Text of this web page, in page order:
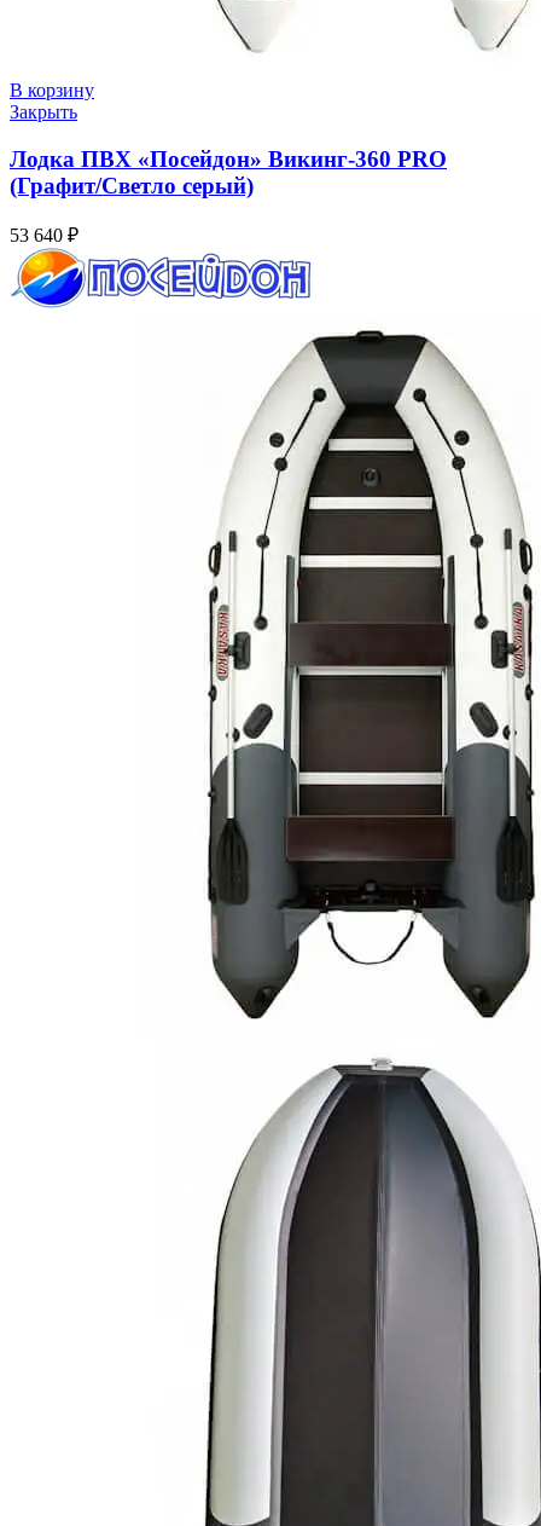
В корзину
Закрыть
Лодка ПВХ «Посейдон» Викинг-360 PRO
(Графит/Светло серый)
53 640 ₽